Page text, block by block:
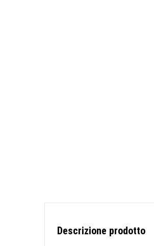
Descrizione prodotto